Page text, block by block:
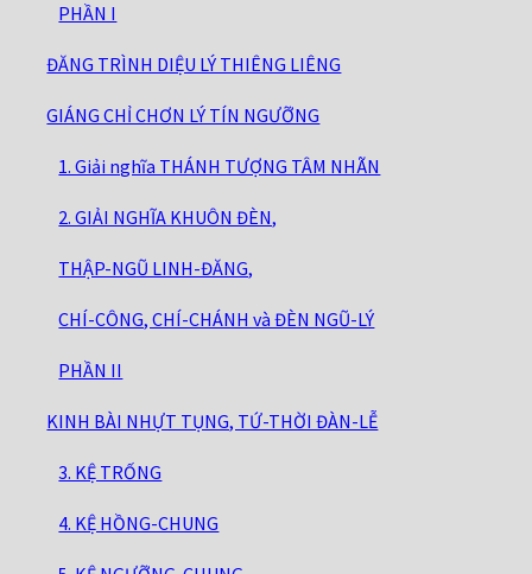
PHẦN I
ĐĂNG TRÌNH DIỆU LÝ THIÊNG LIÊNG
GIÁNG CHỈ CHƠN LÝ TÍN NGƯỠNG
1. Giải nghĩa THÁNH TƯỢNG TÂM NHÃN
2. GIẢI NGHĨA KHUÔN ĐÈN,
THẬP-NGŨ LINH-ĐĂNG,
CHÍ-CÔNG, CHÍ-CHÁNH và ĐÈN NGŨ-LÝ
PHẦN II
KINH BÀI NHỰT TỤNG, TỨ-THỜI ĐÀN-LỄ
3. KỆ TRỐNG
4. KỆ HỒNG-CHUNG